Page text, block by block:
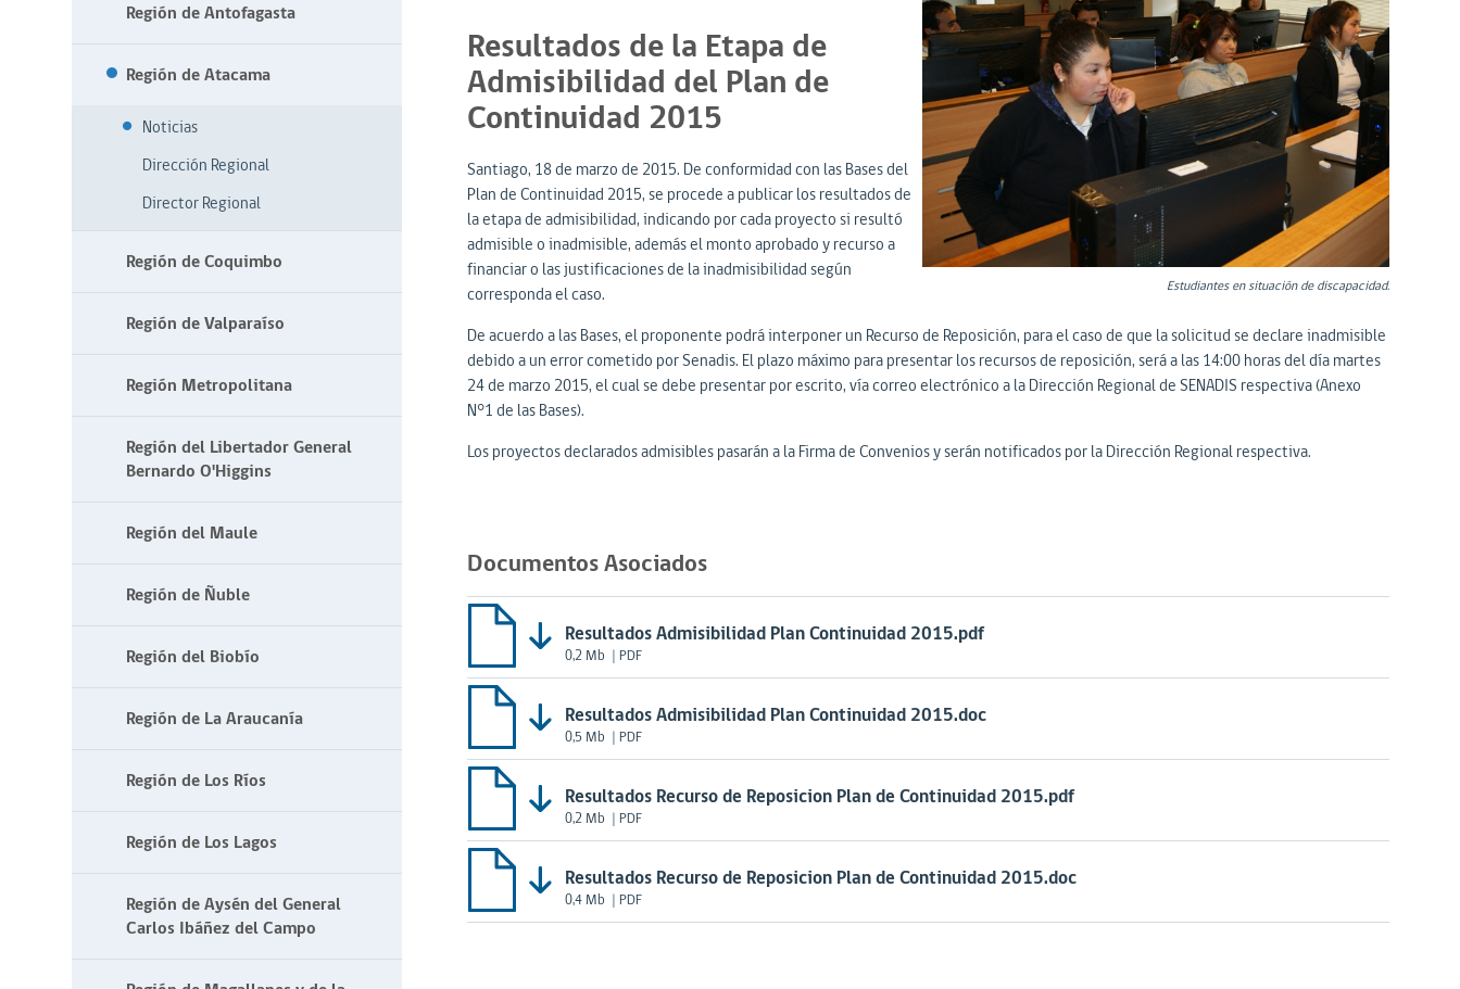
Región de Antofagasta
Región de Atacama
Noticias
Dirección Regional
Director Regional
Región de Coquimbo
Región de Valparaíso
Región Metropolitana
Región del Libertador General
Bernardo O'Higgins
Región del Maule
Región de Ñuble
Región del Biobío
Región de La Araucanía
Región de Los Ríos
Región de Los Lagos
Región de Aysén del General
Carlos Ibáñez del Campo
Estudiantes en situación de discapacidad.
Resultados de la Etapa de
Admisibilidad del Plan de
Continuidad 2015
Santiago, 18 de marzo de 2015. De conformidad con las Bases del
Plan de Continuidad 2015, se procede a publicar los resultados de
la etapa de admisibilidad, indicando por cada proyecto si resultó
admisible o inadmisible, además el monto aprobado y recurso a
financiar o las justificaciones de la inadmisibilidad según
corresponda el caso.
De acuerdo a las Bases, el proponente podrá interponer un Recurso de Reposición, para el caso de que la solicitud se declare inadmisible
debido a un error cometido por Senadis. El plazo máximo para presentar los recursos de reposición, será a las 14:00 horas del día martes
24 de marzo 2015, el cual se debe presentar por escrito, vía correo electrónico a la Dirección Regional de SENADIS respectiva (Anexo
N°1 de las Bases).
Los proyectos declarados admisibles pasarán a la Firma de Convenios y serán notificados por la Dirección Regional respectiva.
Documentos Asociados
Resultados Admisibilidad Plan Continuidad 2015.pdf
0,2 Mb | PDF
Resultados Admisibilidad Plan Continuidad 2015.doc
0,5 Mb | PDF
Resultados Recurso de Reposicion Plan de Continuidad 2015.pdf
0,2 Mb | PDF
Resultados Recurso de Reposicion Plan de Continuidad 2015.doc
0,4 Mb | PDF